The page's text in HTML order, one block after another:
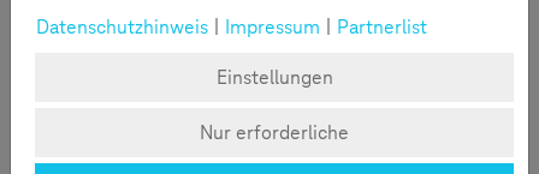
alltäglichen Leben haben können.
Video eingeblendet. Wir möchten Sie darauf hinweisen, dass im Zuge
dessen Daten an Youtube übermittelt werden.
Soll das für alle externen Inhalte gelten, klicken Sie bitte auf "Cookies
Datenschutzhinweis Impressum
Partnerlist
Einstellungen
Nur erforderliche